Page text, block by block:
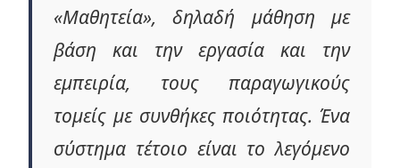
«Μαθητεία», δηλαδή μάθηση με
βάση και την εργασία και την
εμπειρία, τους παραγωγικούς
τομείς με συνθήκες ποιότητας. Ένα
σύστημα τέτοιο είναι το λεγόμενο